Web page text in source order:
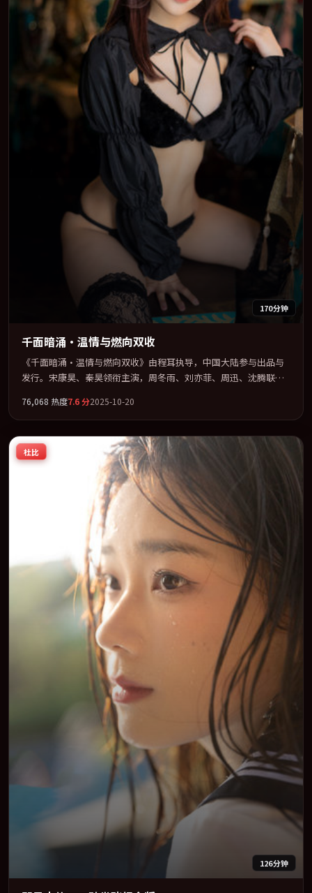
170分钟
千面暗涌·温情与燃向双收
《千面暗涌·温情与燃向双收》由程耳执导，中国大陆参与出品与
发行。宋康昊、秦昊领衔主演，周冬雨、刘亦菲、周迅、沈腾联袂
型为骨架，在叙事、表演与视听上力求统一。定于 2025-10-14 在内
地院线及主流平台同步亮相，2025 年度话题片中口碑稳健，适合喜
欢强情节与人物弧光的观众完整观看。
76,068 热度7.6分2025-10-20
杜比
126分钟